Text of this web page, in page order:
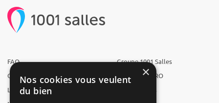
FAQ
Qui sommes-nous ?
L'équipe
Groupe 1001 Salles
1001 Salles PRO
1001 Traiteurs
×
Nos cookies vous veulent
du bien